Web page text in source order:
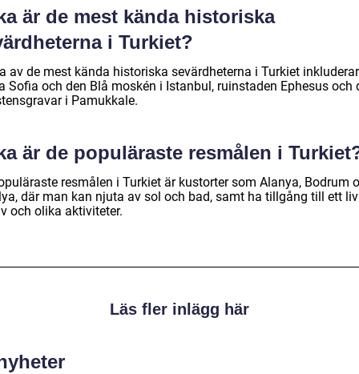
är de mest kända historiska
i Turkiet?
av de mest kända historiska sevärdheterna i Turkiet inkluderar
Sofia och den Blå moskén i Istanbul, ruinstaden Ephesus och
i Pamukkale.
är de populäraste resmålen i
resmålen i Turkiet är kustorter som Alanya, Bodrum
där man kan njuta av sol och bad, samt ha tillgång till ett
och olika aktiviteter.
Läs fler inlägg här